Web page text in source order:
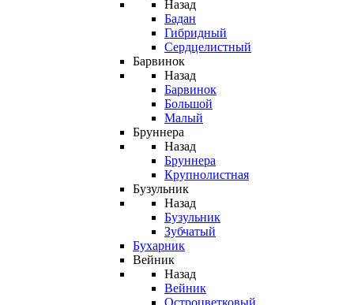
Назад
Бадан
Гибридный
Сердцелистный
Барвинок
Назад
Барвинок
Большой
Малый
Бруннера
Назад
Бруннера
Крупнолистная
Бузульник
Назад
Бузульник
Зубчатый
Бухарник
Вейник
Назад
Вейник
Остроцветковый